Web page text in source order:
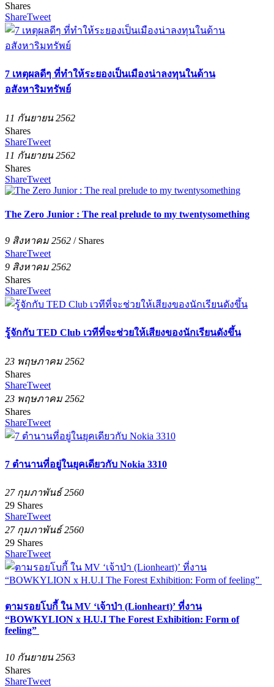
Shares
ShareTweet
7 เหตุผลดีๆ ที่ทำให้ระยองเป็นเมืองน่าลงทุนในด้าน
อสังหาริมทรัพย์
11 กันยายน 2562
Shares
ShareTweet
11 กันยายน 2562
Shares
ShareTweet
The Zero Junior : The real prelude to my twentysomething
9 สิงหาคม 2562 / Shares
ShareTweet
9 สิงหาคม 2562
Shares
ShareTweet
รู้จักกับ TED Club เวทีที่จะช่วยให้เสียงของนักเรียนดังขึ้น
23 พฤษภาคม 2562
Shares
ShareTweet
23 พฤษภาคม 2562
Shares
ShareTweet
7 ตำนานที่อยู่ในยุคเดียวกับ Nokia 3310
27 กุมภาพันธ์ 2560
29 Shares
ShareTweet
27 กุมภาพันธ์ 2560
29 Shares
ShareTweet
ตามรอยโบกี้ ใน MV ‘เจ้าป่า (Lionheart)’ ที่งาน
“BOWKYLION x H.U.I The Forest Exhibition: Form of
feeling”
10 กันยายน 2563
Shares
ShareTweet